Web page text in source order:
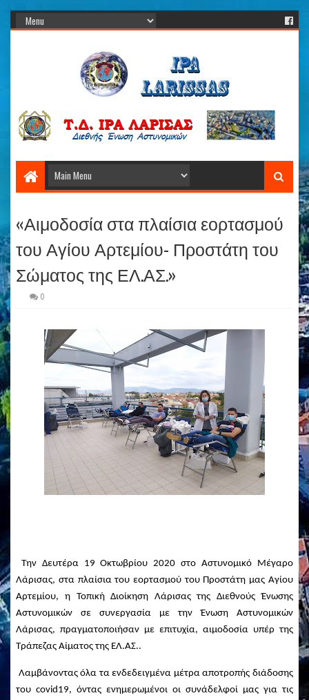
«Αιμοδοσία στα πλαίσια εορτασμού
του Αγίου Αρτεμίου- Προστάτη του
Σώματος της ΕΛ.ΑΣ.»
0
Την Δευτέρα 19 Οκτωβρίου 2020 στο Αστυνομικό Μέγαρο
Λάρισας, στα πλαίσια του εορτασμού του Προστάτη μας Αγίου
Αρτεμίου, η Τοπική Διοίκηση Λάρισας της Διεθνούς Ένωσης
Αστυνομικών σε συνεργασία με την Ένωση Αστυνομικών
Λάρισας, πραγματοποιήσαν με επιτυχία, αιμοδοσία υπέρ της
Τράπεζας Αίματος της ΕΛ.ΑΣ..
Λαμβάνοντας όλα τα ενδεδειγμένα μέτρα αποτροπής διάδοσης
του covid19, όντας ενημερωμένοι οι συνάδελφοί μας για τις